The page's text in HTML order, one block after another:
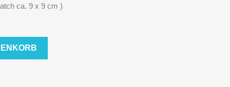
ca. 9 x 9 cm )